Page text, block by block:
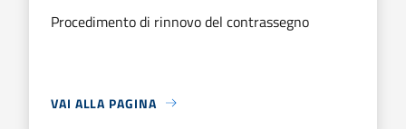
Procedimento di rinnovo del contrassegno
VAI ALLA PAGINA